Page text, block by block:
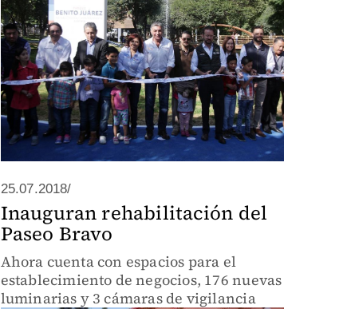
25.07.2018/
Inauguran rehabilitación del
Paseo Bravo
Ahora cuenta con espacios para el
establecimiento de negocios, 176 nuevas
luminarias y 3 cámaras de vigilancia